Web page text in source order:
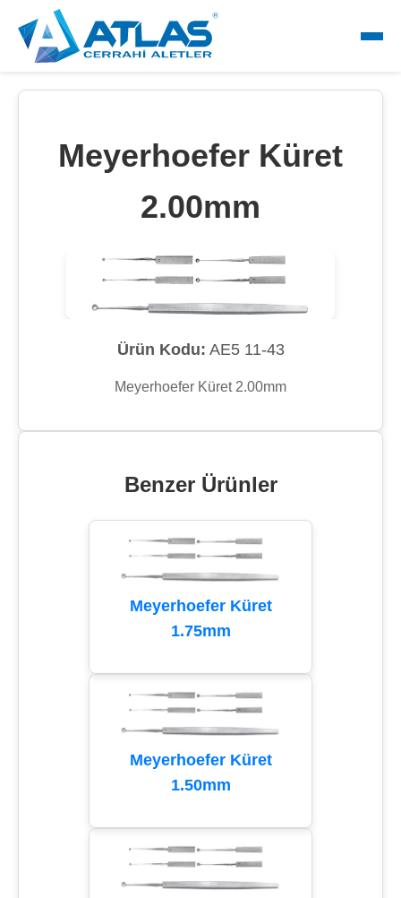
Meyerhoefer Küret
2.00mm
Ürün Kodu: AE5 11-43
Meyerhoefer Küret 2.00mm
Benzer Ürünler
Meyerhoefer Küret
1.75mm
Meyerhoefer Küret
1.50mm